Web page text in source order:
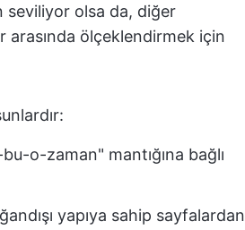
seviliyor olsa da, diğer
arasında ölçeklendirmek için
o-zaman" mantığına bağlı
yapıya sahip sayfalardan